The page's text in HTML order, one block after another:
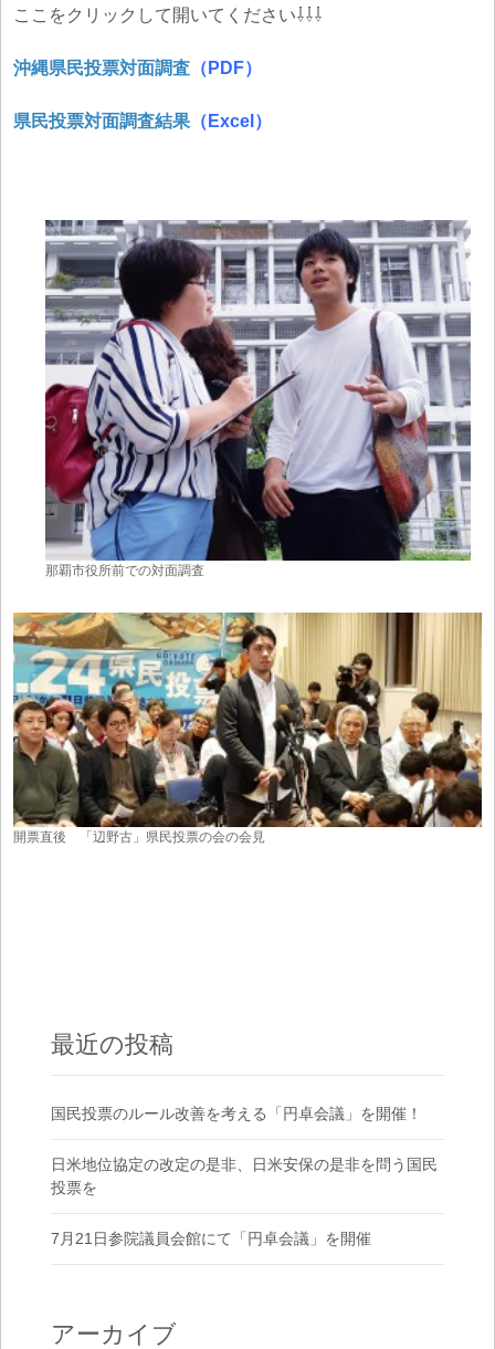
ここをクリックして開いてください⇩⇩⇩
沖縄県民投票対面調査 （PDF）
県民投票対面調査結果 （Excel）
那覇市役所前での対面調査
開票直後 「辺野古」県民投票の会の会見
最近の投稿
国民投票のルール改善を考える「円卓会議」を開催！
日米地位協定の改定の是非、日米安保の是非を問う国民
投票を
7月21日参院議員会館にて「円卓会議」を開催
アーカイブ